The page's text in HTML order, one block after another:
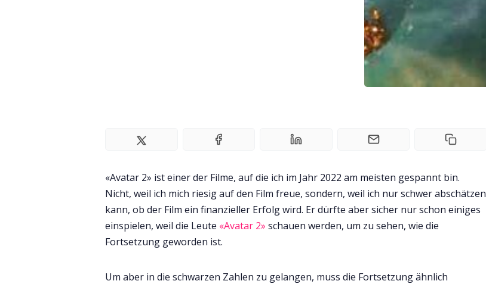
«Avatar 2» ist einer der Filme, auf die ich im Jahr 2022 am meisten gespannt bin.
Nicht, weil ich mich riesig auf den Film freue, sondern, weil ich nur schwer abschätzen
kann, ob der Film ein finanzieller Erfolg wird. Er dürfte aber sicher nur schon einiges
einspielen, weil die Leute «Avatar 2» schauen werden, um zu sehen, wie die
Fortsetzung geworden ist.
Um aber in die schwarzen Zahlen zu gelangen, muss die Fortsetzung ähnlich